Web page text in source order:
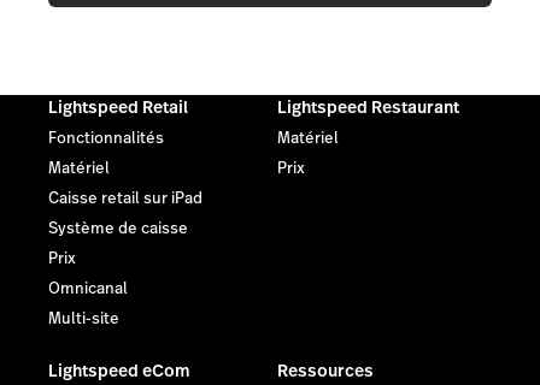
Lightspeed Retail
Fonctionnalités
Matériel
Caisse retail sur iPad
Système de caisse
Prix
Omnicanal
Multi-site
Lightspeed Restaurant
Matériel
Prix
Lightspeed eCom Ressources